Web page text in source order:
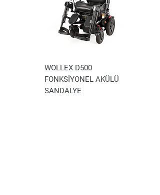
WOLLEX D500
FONKSİYONEL AKÜLÜ
SANDALYE